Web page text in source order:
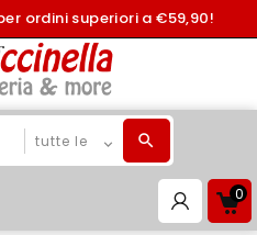
ordini superiori a €59,90!
0